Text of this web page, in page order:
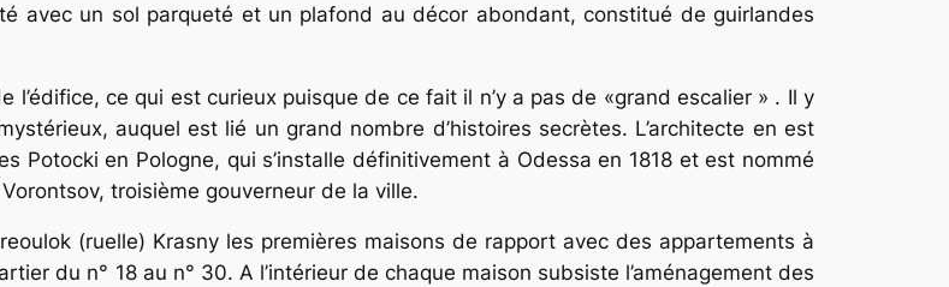
avec un sol parqueté et un plafond au décor abondant, constitué de guirlandes
l’édifice, ce qui est curieux puisque de ce fait il n’y a pas de «grand escalier » . Il y
auquel est lié un grand nombre d’histoires secrètes. L’architecte en est
Potocki en Pologne, qui s’installe définitivement à Odessa en 1818 et est nommé
troisième gouverneur de la ville.
(ruelle) Krasny les premières maisons de rapport avec des appartements à
du n° 18 au n° 30. A l’intérieur de chaque maison subsiste l’aménagement des